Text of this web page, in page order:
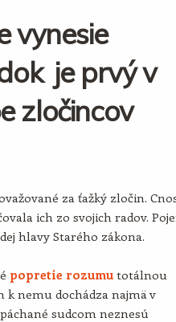
vynesie
je prvý v
zločincov
za ťažký zločin.
ich zo svojich radov.
hlavy Starého zákona.
popretie rozumu totálnou
k nemu dochádza najmä v
sudcom neznesú